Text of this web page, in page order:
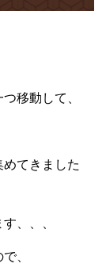
移動して、
てきました
、、、
、